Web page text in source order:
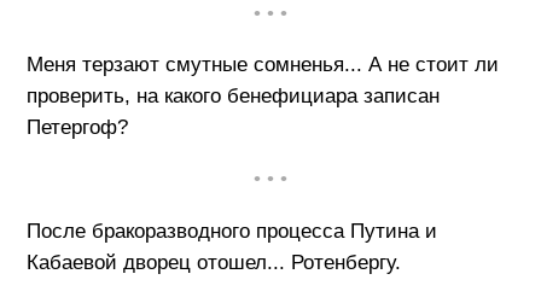
• • •
Меня терзают смутные сомненья... А не стоит ли
проверить, на какого бенефициара записан
Петергоф?
• • •
После бракоразводного процесса Путина и
Кабаевой дворец отошел... Ротенбергу.